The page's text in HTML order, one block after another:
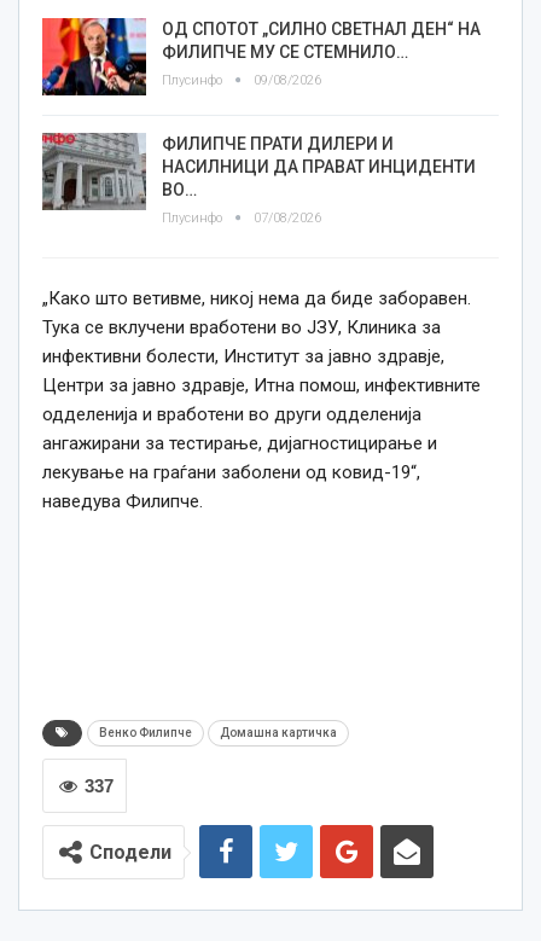
ОД СПОТОТ „СИЛНО СВЕТНАЛ ДЕН“ НА
ФИЛИПЧЕ МУ СЕ СТЕМНИЛО…
Плусинфо 09/08/2026
ФИЛИПЧЕ ПРАТИ ДИЛЕРИ И
НАСИЛНИЦИ ДА ПРАВАТ ИНЦИДЕНТИ
ВО…
Плусинфо 07/08/2026
„Како што ветивме, никој нема да биде заборавен.
Тука се вклучени вработени во ЈЗУ, Клиника за
инфективни болести, Институт за јавно здравје,
Центри за јавно здравје, Итна помош, инфективните
одделенија и вработени во други одделенија
ангажирани за тестирање, дијагностицирање и
лекување на граѓани заболени од ковид-19“,
наведува Филипче.
Венко Филипче Домашна картичка
337
Сподели